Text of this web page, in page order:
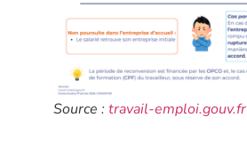
Source : travail-emploi.gouv.fr